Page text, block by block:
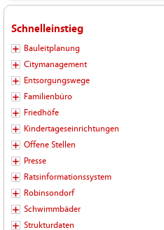
Schnelleinstieg
Bauleitplanung
Citymanagement
Entsorgungswege
Familienbüro
Friedhöfe
Kindertageseinrichtungen
Offene Stellen
Presse
Ratsinformationssystem
Robinsondorf
Schwimmbäder
Strukturdaten